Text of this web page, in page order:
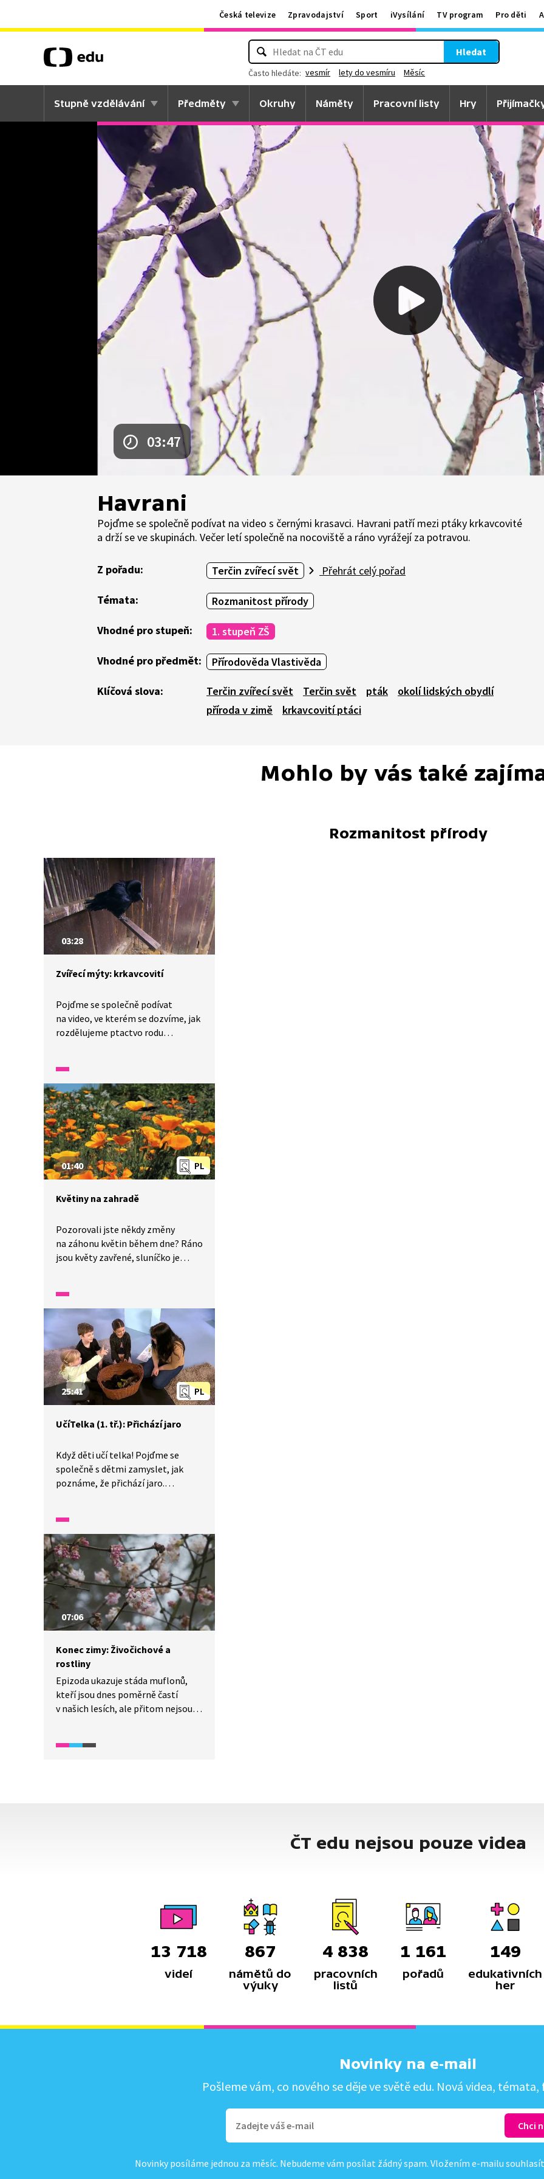
Česká televize Zpravodajství Sport iVysílání TV program Pro děti
Hledat
Často hledáte: vesmír lety do vesmíru Měsíc
Stupně vzdělávání Předměty Okruhy Náměty Pracovní listy Hry
03:47
Havrani
Pojďme se společně podívat na video s černými krasavci. Havrani patří mezi ptáky krkavcovité
a drží se ve skupinách. Večer letí společně na nocoviště a ráno vyrážejí za potravou.
Z pořadu: Terčin zvířecí svět Přehrát celý pořad
Témata: Rozmanitost přírody
Vhodné pro stupeň: 1. stupeň ZŠ
Vhodné pro předmět: Přírodověda Vlastivěda
Klíčová slova: Terčin zvířecí svět Terčin svět pták
okolí lidských obydlí
příroda v zimě
krkavcovití ptáci
Mohlo by vás také
Rozmanitost přírody
03:28
Zvířecí mýty: krkavcovití
Pojďme se společně podívat
na video, ve kterém se dozvíme, jak
rozdělujeme ptactvo rodu
od havrana. Krkavcovití ptáci jsou
teritoriální, velice inteligentní,
ovšem nenosí nákazy, neštěstí ani
smůlu. Krkavci se živí také
uhynulými zvířaty. Straka rovněž
patří mezi krkavcovité ptactvo
a krade nejen ona, ale všichni.
Předměty, které se jim zalíbí, si
PL
01:40
Květiny na zahradě
Pozorovali jste někdy změny
na záhonu květin během dne? Ráno
jsou květy zavřené, sluníčko je
pro pozorování květin v čase
a zkuste si pořídit několik
fotografií květu (např. slunečnice)
během dne.
PL
25:41
UčíTelka (1. tř.): Přichází jaro
Když děti učí telka! Pojďme se
společně s dětmi zamyslet, jak
poznáme, že přichází jaro.
ráno budit, vysvětlíme si význam
slova línání a zasejeme si semínka
hrachu.
07:06
Konec zimy: Živočichové a
rostliny
Epizoda ukazuje stáda muflonů,
kteří jsou dnes poměrně častí
v našich lesích, ale přitom nejsou
jedovatý tis červený, z jehož dřeva
ČT edu nejsou pouze videa
13 718
videí
867
námětů do
výuky
4 838
pracovních
listů
1 161
pořadů
149
edukativních
her
Novinky na e-mail
Pošleme vám, co nového se děje ve světě edu. Nová videa, témata,
Novinky posíláme jednou za měsíc. Nebudeme vám posílat žádný spam. Vložením e-mailu